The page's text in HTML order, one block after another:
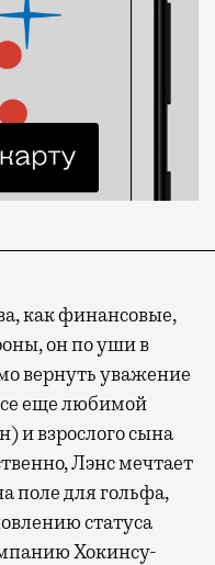
как финансовые,
он по уши в
вернуть уважение
еще любимой
взрослого сына
Лэнс мечтает
поле для гольфа,
статуса
Хокинсу-